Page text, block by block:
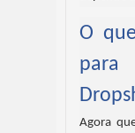
O
Agora